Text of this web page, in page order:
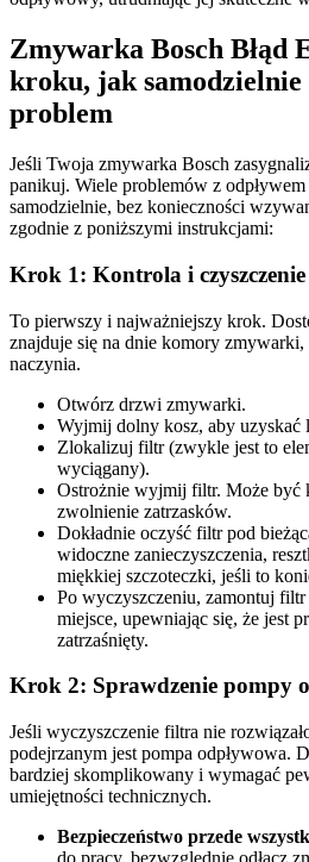
Zmywarka Bosch Błąd
kroku, jak samodzielnie
problem
Jeśli Twoja zmywarka Bosch
panikuj. Wiele problemów z
samodzielnie, bez konieczności
zgodnie z poniższymi instrukcjami:
Krok 1: Kontrola i
To pierwszy i najważniejszy krok.
znajduje się na dnie komory
naczynia.
Otwórz drzwi zmywarki.
Wyjmij dolny kosz, aby uzyskać
Zlokalizuj filtr (zwykle jest to
wyciągany).
Ostrożnie wyjmij filtr. Może być
zwolnienie zatrzasków.
Dokładnie oczyść filtr pod
widoczne zanieczyszczenia,
miękkiej szczoteczki, jeśli to
Po wyczyszczeniu, zamontuj
miejsce, upewniając się, że jest
zatrzaśnięty.
Krok 2: Sprawdzenie pompy
Jeśli wyczyszczenie filtra nie
podejrzanym jest pompa odpływowa.
bardziej skomplikowany i wymagać
umiejętności technicznych.
Bezpieczeństwo przede
do pracy, bezwzględnie odłącz